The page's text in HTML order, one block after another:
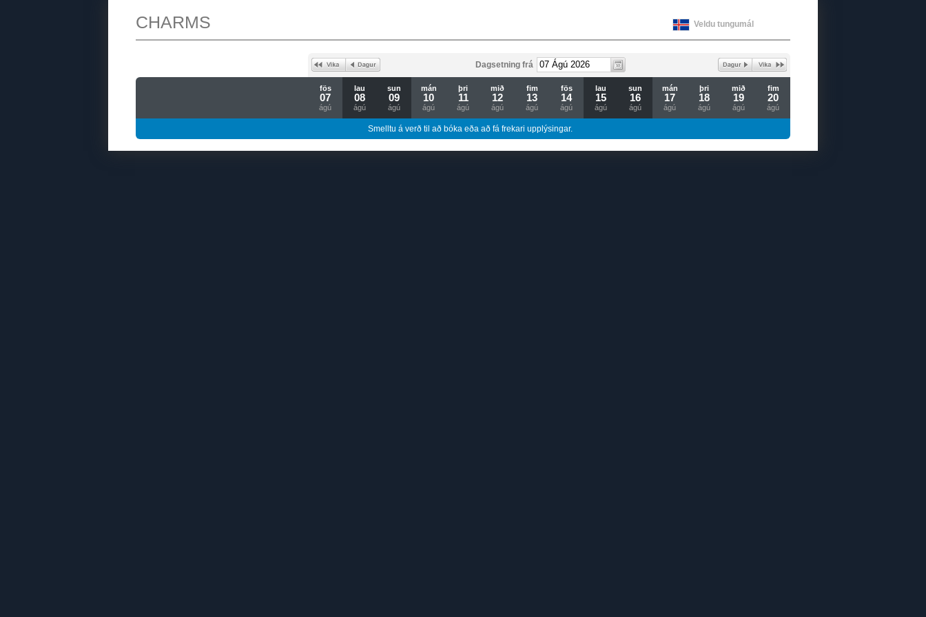
Veldu tungumál
CHARMS
Dagsetning frá
fös
07
ágú
lau
08
ágú
sun
09
ágú
mán
10
ágú
þri
11
ágú
mið
12
ágú
fim
13
ágú
fös
14
ágú
lau
15
ágú
sun
16
ágú
mán
17
ágú
þri
18
ágú
mið
19
ágú
fim
20
ágú
Smelltu á verð til að bóka eða að fá frekari upplýsingar.